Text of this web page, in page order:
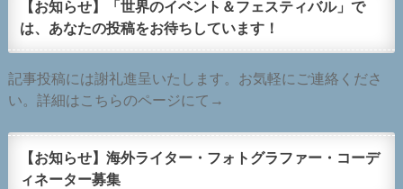
【お知らせ】「世界のイベント＆フェスティバル」で
は、あなたの投稿をお待ちしています！
記事投稿には謝礼進呈いたします。お気軽にご連絡くださ
い。詳細はこちらのページにて→
【お知らせ】海外ライター・フォトグラファー・コーデ
ィネーター募集